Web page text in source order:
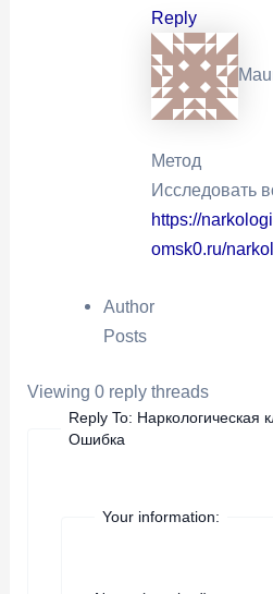
Reply
Метод
Исследовать
https://
omsk0.ru/
Author
Posts
Viewing 0 reply threads
Reply To: Наркологическая
Ошибка
Your information: